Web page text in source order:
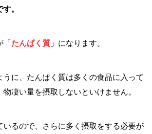
。
「たんぱく質 」になります。
うに、たんぱく質は多くの食品に入って
凄い量を摂取しないといけません。
いるので、さらに多く摂取をする必要が